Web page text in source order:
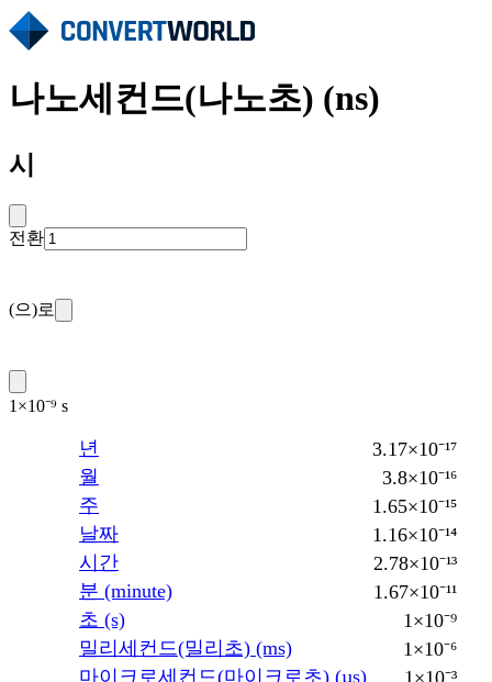
나노세컨드(나노초) (ns)
시
전환
(으)로
1×10⁻⁹ s
년
3.17×10⁻¹⁷
월
3.8×10⁻¹⁶
주
1.65×10⁻¹⁵
날짜
1.16×10⁻¹⁴
시간
2.78×10⁻¹³
분 (minute)
1.67×10⁻¹¹
초 (s)
1×10⁻⁹
밀리세컨드(밀리초) (ms)
1×10⁻⁶
마이크로세컨드(마이크로초) (µs)
1×10⁻³